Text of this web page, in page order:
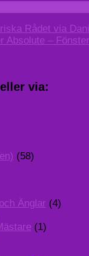
Rådet via
Absolute –
via:
(58)
Änglar (4)
(1)